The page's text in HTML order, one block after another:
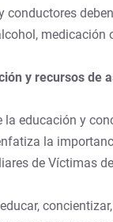
conductores
y recursos de
la educación y
la
de Víctimas